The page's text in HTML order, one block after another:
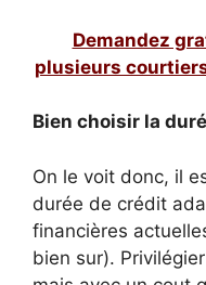
Demandez
plusieurs
Bien choisir la
On le voit donc, il
durée de crédit
financières
bien sur).